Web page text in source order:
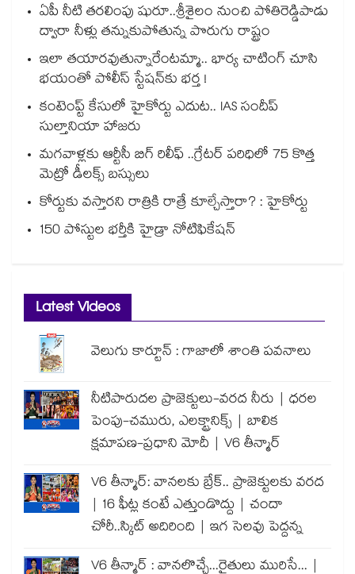
ఏపీ నీటి తరలింపు షురూ..శ్రీశైలం నుంచి పోతిరెడ్డిపాడు
ద్వారా నీళ్లు తన్నుకుపోతున్న పొరుగు రాష్ట్రం
ఇలా తయారవుతున్నారేంటమ్మా.. భార్య చాటింగ్ చూసి
భయంతో పోలీస్ స్టేషన్⁫కు భర్త !
కంటెంప్ట్ కేసులో హైకోర్టు ఎదుట.. IAS సందీప్
సుల్తానియా హాజరు
మగవాళ్లకు ఆర్టీసీ బిగ్ రిలీఫ్ ..గ్రేటర్ పరిధిలో 75 కొత్త
మెట్రో డీలక్స్ బస్సులు
కోర్టుకు వస్తారని రాత్రికి రాత్రే కూల్చేస్తారా? : హైకోర్టు
150 పోస్టుల భర్తీకి హైడ్రా నోటిఫికేషన్
Latest Videos
వెలుగు కార్టూన్ : గాజాలో శాంతి పవనాలు
నీటిపారుదల ప్రాజెక్టులు-వరద నీరు | ధరల
పెంపు-చమురు, ఎలక్ట్రానిక్స్ | బాలిక
క్షమాపణ-ప్రధాని మోదీ | V6 తీన్మార్
V6 తీన్మార్: వానలకు బ్రేక్.. ప్రాజెక్టులకు వరద
| 16 ఫీట్ల కంటే ఎత్తుండొద్దు | చందా
చోరీ..స్కిట్ అదిరింది | ఇగ సెలవు పెద్దన్న
V6 తీన్మార్ : వానలొచ్చే...రైతులు మురిసే... |